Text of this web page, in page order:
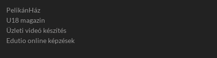
PelikánHáz
U18 magazin
Üzleti videó készítés
Edutio online képzések